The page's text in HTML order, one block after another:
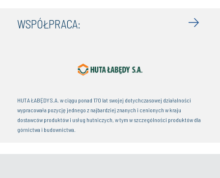
WSPÓŁPRACA:
HUTA ŁABĘDY S.A. w ciągu ponad 170 lat swojej dotychczasowej działalności
wypracowała pozycję jednego z najbardziej znanych i cenionych w kraju
dostawców produktów i usług hutniczych, w tym w szczególności produktów dla
górnictwa i budownictwa.